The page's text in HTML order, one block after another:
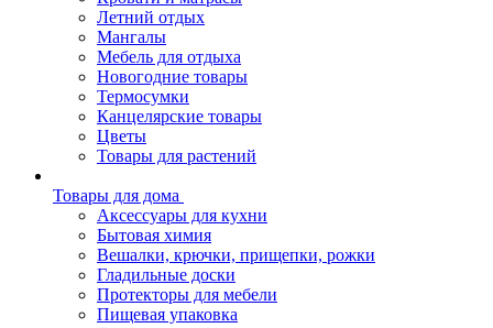
Летний отдых
Мангалы
Мебель для отдыха
Новогодние товары
Термосумки
Канцелярские товары
Цветы
Товары для растений
Товары для дома
Аксессуары для кухни
Бытовая химия
Вешалки, крючки, прищепки, рожки
Гладильные доски
Протекторы для мебели
Пищевая упаковка